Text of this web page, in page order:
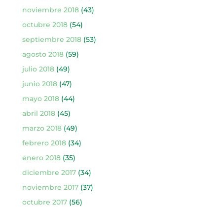
noviembre 2018(43)
octubre 2018(54)
septiembre 2018(53)
agosto 2018(59)
julio 2018(49)
junio 2018(47)
mayo 2018(44)
abril 2018(45)
marzo 2018(49)
febrero 2018(34)
enero 2018(35)
diciembre 2017(34)
noviembre 2017(37)
octubre 2017(56)